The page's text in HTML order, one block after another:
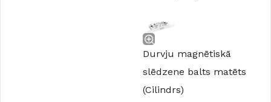
Durvju magnētiskā
slēdzene balts matēts
(Cilindrs)